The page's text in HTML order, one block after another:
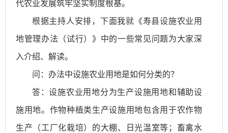
代农业发展筑牢坚实制度根基。
根据主持人安排，下面我就《寿县设施农业用
地管理办法（试行）》中的一些常见问题为大家深
入介绍、解读。
问：办法中设施农业用地是如何分类的？
答：设施农业用地分为生产设施用地和辅助设
施用地。作物种植类生产设施用地包含用于农作物
生产（工厂化栽培）的大棚、日光温室等；畜禽水